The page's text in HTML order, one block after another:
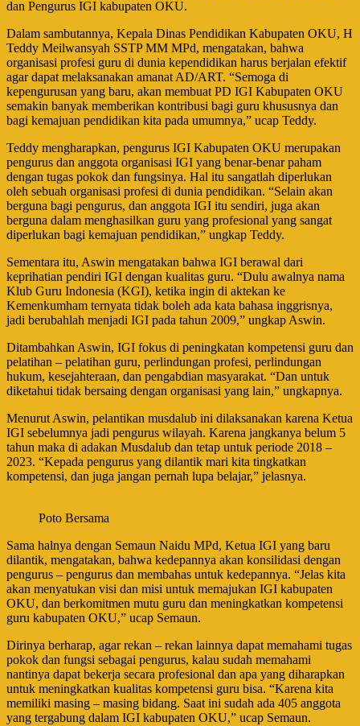
dan Pengurus IGI kabupaten OKU.
Dalam sambutannya, Kepala Dinas Pendidikan Kabupaten OKU, H
Teddy Meilwansyah SSTP MM MPd, mengatakan, bahwa
organisasi profesi guru di dunia kependidikan harus berjalan efektif
agar dapat melaksanakan amanat AD/ART. “Semoga di
kepengurusan yang baru, akan membuat PD IGI Kabupaten OKU
semakin banyak memberikan kontribusi bagi guru khususnya dan
bagi kemajuan pendidikan kita pada umumnya,” ucap Teddy.
Teddy mengharapkan, pengurus IGI Kabupaten OKU merupakan
pengurus dan anggota organisasi IGI yang benar-benar paham
dengan tugas pokok dan fungsinya. Hal itu sangatlah diperlukan
oleh sebuah organisasi profesi di dunia pendidikan. “Selain akan
berguna bagi pengurus, dan anggota IGI itu sendiri, juga akan
berguna dalam menghasilkan guru yang profesional yang sangat
diperlukan bagi kemajuan pendidikan,” ungkap Teddy.
Sementara itu, Aswin mengatakan bahwa IGI berawal dari
keprihatian pendiri IGI dengan kualitas guru. “Dulu awalnya nama
Klub Guru Indonesia (KGI), ketika ingin di aktekan ke
Kemenkumham ternyata tidak boleh ada kata bahasa inggrisnya,
jadi berubahlah menjadi IGI pada tahun 2009,” ungkap Aswin.
Ditambahkan Aswin, IGI fokus di peningkatan kompetensi guru dan
pelatihan – pelatihan guru, perlindungan profesi, perlindungan
hukum, kesejahteraan, dan pengabdian masyarakat. “Dan untuk
diketahui tidak bersaing dengan organisasi yang lain,” ungkapnya.
Menurut Aswin, pelantikan musdalub ini dilaksanakan karena Ketua
IGI sebelumnya jadi pengurus wilayah. Karena jangkanya belum 5
tahun maka di adakan Musdalub dan tetap untuk periode 2018 –
2023. “Kepada pengurus yang dilantik mari kita tingkatkan
kompetensi, dan juga jangan pernah lupa belajar,” jelasnya.
Poto Bersama
Sama halnya dengan Semaun Naidu MPd, Ketua IGI yang baru
dilantik, mengatakan, bahwa kedepannya akan konsilidasi dengan
pengurus – pengurus dan membahas untuk kedepannya. “Jelas kita
akan menyatukan visi dan misi untuk memajukan IGI kabupaten
OKU, dan berkomitmen mutu guru dan meningkatkan kompetensi
guru kabupaten OKU,” ucap Semaun.
Dirinya berharap, agar rekan – rekan lainnya dapat memahami tugas
pokok dan fungsi sebagai pengurus, kalau sudah memahami
nantinya dapat bekerja secara profesional dan apa yang diharapkan
untuk meningkatkan kualitas kompetensi guru bisa. “Karena kita
memiliki masing – masing bidang. Saat ini sudah ada 405 anggota
yang tergabung dalam IGI kabupaten OKU,” ucap Semaun.